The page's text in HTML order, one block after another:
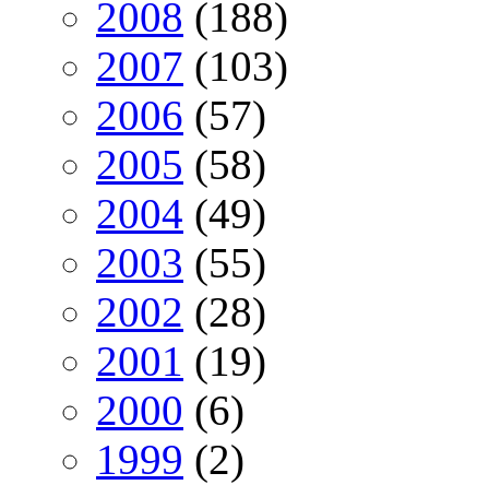
2008 (188)
2007 (103)
2006 (57)
2005 (58)
2004 (49)
2003 (55)
2002 (28)
2001 (19)
2000 (6)
1999 (2)